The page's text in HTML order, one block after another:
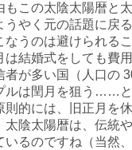
もこの太陰太陽暦と
うやく元の話題に戻
なうのは避けられる
は結婚式をしても費
者が多い国（人口の
ルは閏月を狙う……
則的には、旧正月を
太陰太陽暦は、伝統
いるのですね（当然